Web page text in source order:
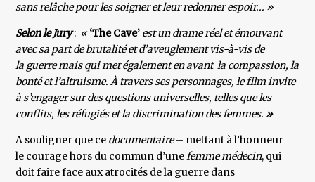
sans relâche pour les soigner et leur redonner espoir... »
Selon le Jury: «‘The Cave’ est un drame réel et émouvant
avec sa part de brutalité et d’aveuglement vis-à-vis de
la guerre mais qui met également en avant la compassion, la
bonté et l’altruisme. À travers ses personnages, le film invite
à s’engager sur des questions universelles, telles que les
conflits, les réfugiés et la discrimination des femmes. »
A souligner que ce documentaire– mettant à l’honneur
le courage hors du commun d’unefemme médecin, qui
doit faire face aux atrocités de la guerre dans